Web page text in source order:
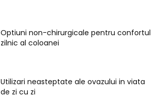
Optiuni non-chirurgicale pentru confortul
zilnic al coloanei
Utilizari neasteptate ale ovazului in viata
de zi cu zi